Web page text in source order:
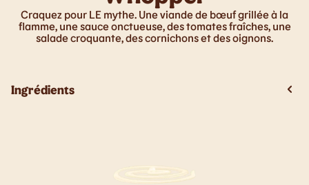
Craquez pour LE mythe. Une viande de bœuf grillée à la
flamme, une sauce onctueuse, des tomates fraîches, une
salade croquante, des cornichons et des oignons.
Ingrédients